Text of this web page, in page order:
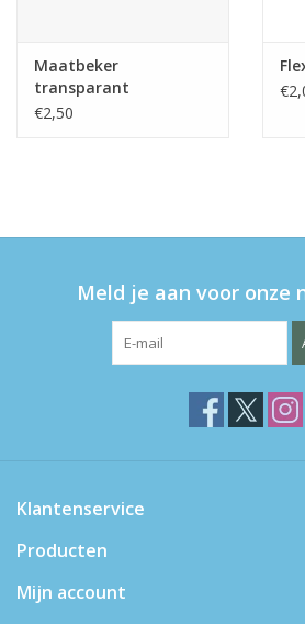
Maatbeker
transparant
€2,50
Meld je aan voor onze
Klantenservice
Producten
Mijn account